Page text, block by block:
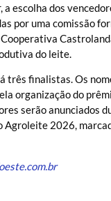
a escolha dos
por uma comissão
do leite.
três finalistas. Os
organização do
serão anunciados
Agroleite 2026,